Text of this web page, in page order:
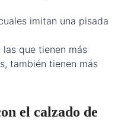
imitan una pisada
las que tienen más
también tienen más
el calzado de